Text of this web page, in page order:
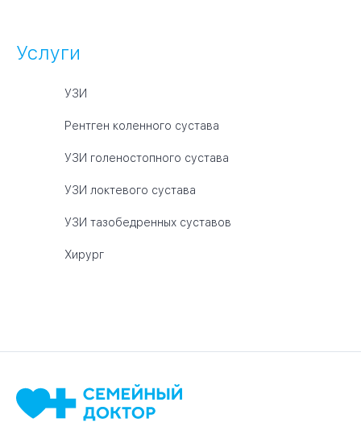
Услуги
УЗИ
Рентген коленного сустава
УЗИ голеностопного сустава
УЗИ локтевого сустава
УЗИ тазобедренных суставов
Хирург